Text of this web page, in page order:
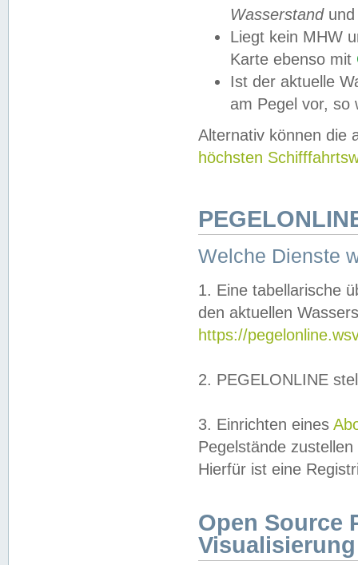
Wasserstandund
Liegt kein MHW
Karte ebenso mit
Ist der aktuelle
am Pegel vor,
Alternativ können die
höchsten
Welche Dienste
1. Eine tabellarische
den aktuellen
https://
2. PEGELONLINE
3. Einrichten eines
Pegelstände
Hierfür ist eine
Open Source
Visualisierung